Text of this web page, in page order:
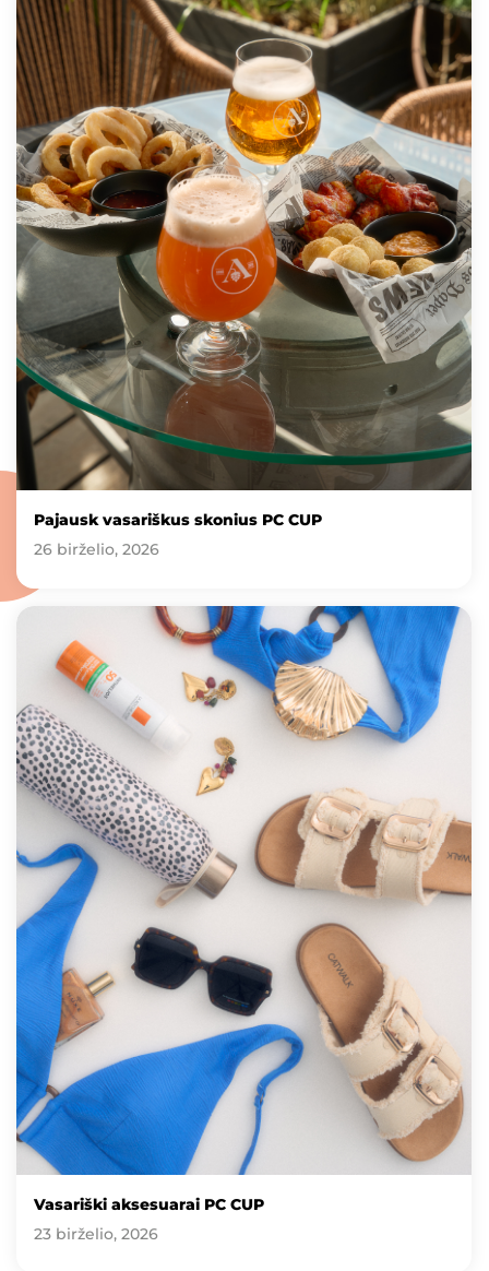
Pajausk vasariškus skonius PC CUP
26 birželio, 2026
Vasariški aksesuarai PC CUP
23 birželio, 2026